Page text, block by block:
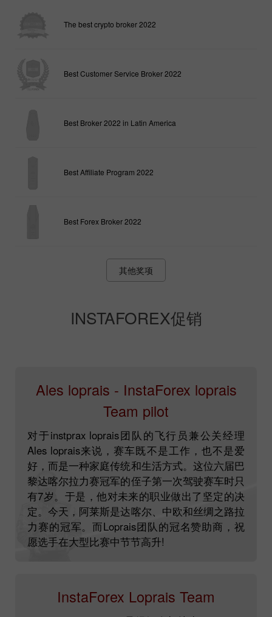
The best crypto broker 2022
Best Customer Service Broker 2022
Best Broker 2022 in Latin America
Best Affiliate Program 2022
Best Forex Broker 2022
其他奖项
INSTAFOREX促销
Ales loprais - InstaForex loprais
Team pilot
对于instprax loprais团队的飞行员兼公关经理
Ales loprais来说，赛车既不是工作，也不是爱
好，而是一种家庭传统和生活方式。这位六届巴
黎达喀尔拉力赛冠军的侄子第一次驾驶赛车时只
有7岁。于是，他对未来的职业做出了坚定的决
定。今天，阿莱斯是达喀尔、中欧和丝绸之路拉
力赛的冠军。而Loprais团队的冠名赞助商，祝
愿选手在大型比赛中节节高升!
InstaForex Loprais Team